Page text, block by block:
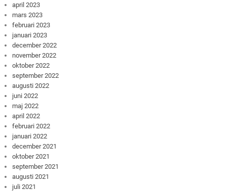
april 2023
mars 2023
februari 2023
januari 2023
december 2022
november 2022
oktober 2022
september 2022
augusti 2022
juni 2022
maj 2022
april 2022
februari 2022
januari 2022
december 2021
oktober 2021
september 2021
augusti 2021
juli 2021